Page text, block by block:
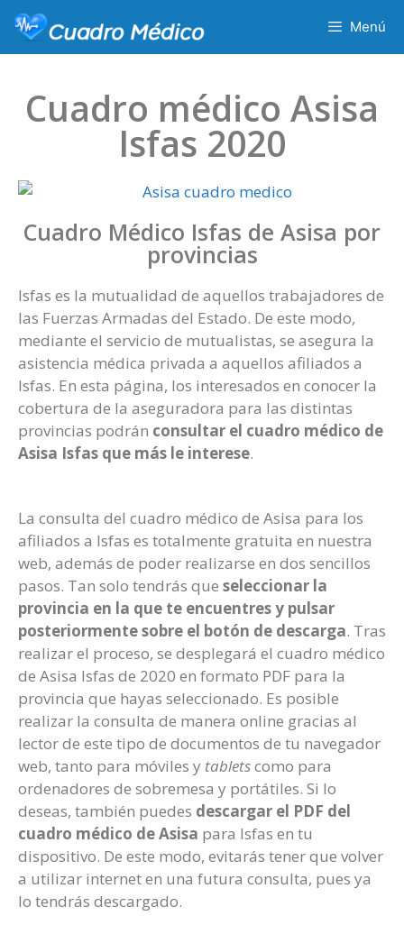
Menú
Cuadro médico Asisa
Isfas 2020
Cuadro Médico Isfas de Asisa por
provincias
Isfas es la mutualidad de aquellos trabajadores de
las Fuerzas Armadas del Estado. De este modo,
mediante el servicio de mutualistas, se asegura la
asistencia médica privada a aquellos afiliados a
Isfas. En esta página, los interesados en conocer la
cobertura de la aseguradora para las distintas
provincias podrán consultar el cuadro médico de
Asisa Isfas que más le interese.
La consulta del cuadro médico de Asisa para los
afiliados a Isfas es totalmente gratuita en nuestra
web, además de poder realizarse en dos sencillos
pasos. Tan solo tendrás que seleccionar la
provincia en la que te encuentres y pulsar
posteriormente sobre el botón de descarga. Tras
realizar el proceso, se desplegará el cuadro médico
de Asisa Isfas de 2020 en formato PDF para la
provincia que hayas seleccionado. Es posible
realizar la consulta de manera online gracias al
lector de este tipo de documentos de tu navegador
web, tanto para móviles y tabletscomo para
ordenadores de sobremesa y portátiles. Si lo
deseas, también puedes descargar el PDF del
cuadro médico de Asisa para Isfas en tu
dispositivo. De este modo, evitarás tener que volver
a utilizar internet en una futura consulta, pues ya
lo tendrás descargado.